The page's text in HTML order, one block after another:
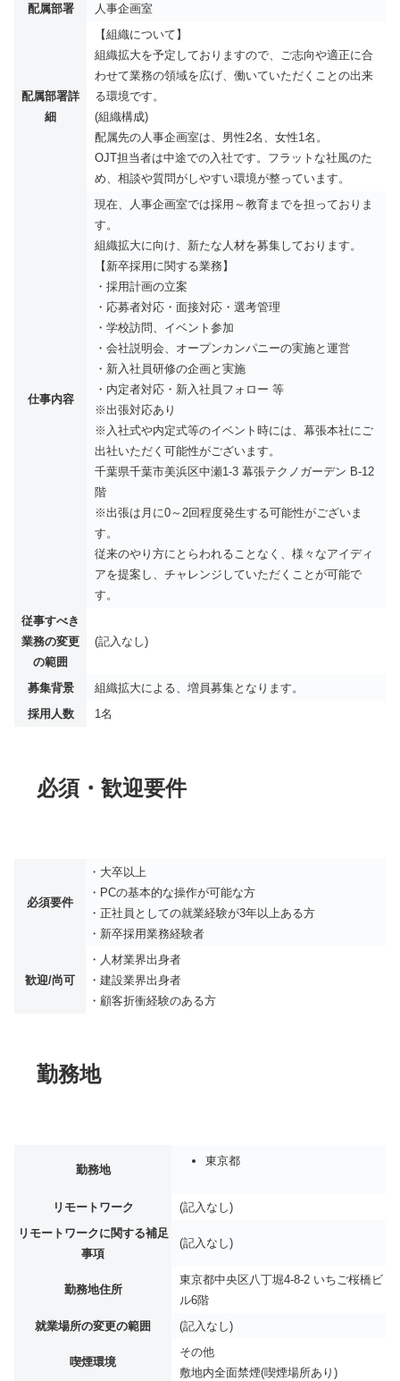
配属部署 人事企画室
配属部署詳
細
【組織について】
組織拡大を予定しておりますので、ご志向や適正に合
わせて業務の領域を広げ、働いていただくことの出来
る環境です。
(組織構成)
配属先の人事企画室は、男性2名、女性1名。
OJT担当者は中途での入社です。フラットな社風のた
め、相談や質問がしやすい環境が整っています。
仕事内容
現在、人事企画室では採用～教育までを担っておりま
す。
組織拡大に向け、新たな人材を募集しております。
【新卒採用に関する業務】
・採用計画の立案
・応募者対応・面接対応・選考管理
・学校訪問、イベント参加
・会社説明会、オープンカンパニーの実施と運営
・新入社員研修の企画と実施
・内定者対応・新入社員フォロー 等
※出張対応あり
※入社式や内定式等のイベント時には、幕張本社にご
出社いただく可能性がございます。
千葉県千葉市美浜区中瀬1-3 幕張テクノガーデン B-12
階
※出張は月に0～2回程度発生する可能性がございま
す。
従来のやり方にとらわれることなく、様々なアイディ
アを提案し、チャレンジしていただくことが可能で
す。
従事すべき
業務の変更
の範囲
(記入なし)
募集背景
組織拡大による、増員募集となります。
採用人数
1名
必須・歓迎要件
必須要件
・大卒以上
・PCの基本的な操作が可能な方
・正社員としての就業経験が3年以上ある方
・新卒採用業務経験者
歓迎/尚可
・人材業界出身者
・建設業界出身者
・顧客折衝経験のある方
勤務地
勤務地
東京都
リモートワーク
(記入なし)
リモートワークに関する補足
事項
(記入なし)
勤務地住所
東京都中央区八丁堀4-8-2 いちご桜橋ビ
ル6階
就業場所の変更の範囲
(記入なし)
喫煙環境
その他
敷地内全面禁煙(喫煙場所あり)